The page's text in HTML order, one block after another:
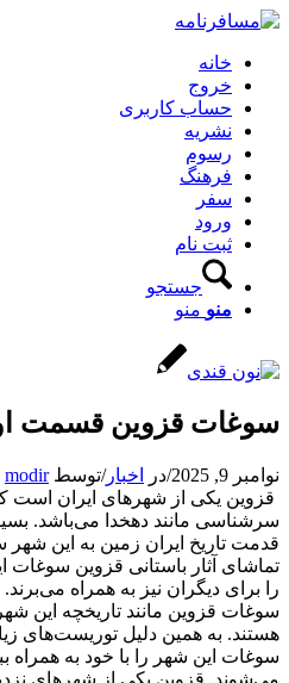
خانه
خروج
حساب کاربری
نشریه
رسوم
فرهنگ
سفر
ورود
ثبت نام
جستجو
منو منو
سوغات قزوین قسمت
نوامبر 9, 2025 /در اخبار/توسطmodir
قزوین یکی از شهرهای ایران است
سرشناسی مانند دهخدا می‌باشد.
قدمت تاریخ ایران زمین به این شهر
تماشای آثار باستانی قزوین سوغات
را برای دیگران نیز به همراه می‌برند.
سوغات قزوین مانند تاریخچه این
هستند. به همین دلیل توریست‌های
سوغات این شهر را با خود به همراه
می‌شوند. قزوین یکی از شهرهای